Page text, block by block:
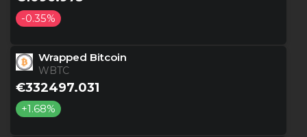
-0.35%
Wrapped Bitcoin
WBTC
€332497.031
+1.68%